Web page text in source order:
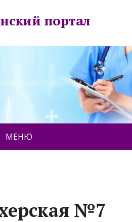
портал
МЕНЮ
№7